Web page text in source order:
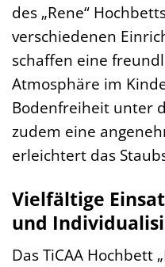
des „Rene“
verschiedenen
schaffen eine
Atmosphäre im
Bodenfreiheit unter
zudem eine
erleichtert das
Vielfältige
und
Das TiCAA Hochbett